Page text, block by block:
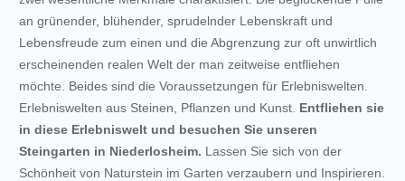
an grünender, blühender, sprudelnder Lebenskraft und
Lebensfreude zum einen und die Abgrenzung zur oft unwirtlich
erscheinenden realen Welt der man zeitweise entfliehen
möchte. Beides sind die Voraussetzungen für Erlebniswelten.
Erlebniswelten aus Steinen, Pflanzen und Kunst. Entfliehen sie
in diese Erlebniswelt und besuchen Sie unseren
Steingarten in Niederlosheim. Lassen Sie sich von der
Schönheit von Naturstein im Garten verzaubern und Inspirieren.